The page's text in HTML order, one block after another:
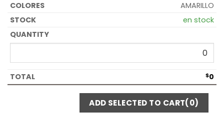
AMARILLO
en stock
$0
ADD SELECTED TO CART(0)